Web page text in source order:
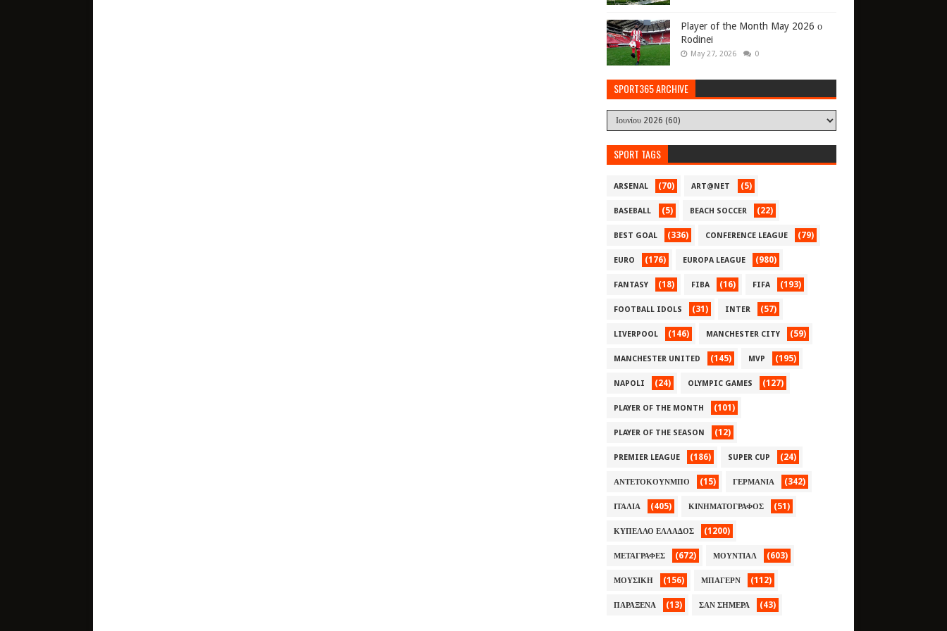
Player of the Month May 2026 ο
Rodinei
May 27, 2026 0
SPORT365 ARCHIVE
SPORT TAGS
ARSENAL (70) ART@NET (5)
BASEBALL (5) BEACH SOCCER (22)
BEST GOAL (336) CONFERENCE LEAGUE (79)
EURO (176) EUROPA LEAGUE (980)
FANTASY (18) FIBA (16) FIFA (193)
FOOTBALL IDOLS (31) INTER (57)
LIVERPOOL (146) MANCHESTER CITY (59)
MANCHESTER UNITED (145) MVP (195)
NAPOLI (24) OLYMPIC GAMES (127)
PLAYER OF THE MONTH (101)
PLAYER OF THE SEASON (12)
PREMIER LEAGUE (186) SUPER CUP (24)
ΑΝΤΕΤΟΚΟΥΝΜΠΟ (15) ΓΕΡΜΑΝΙΑ (342)
ΙΤΑΛΙΑ (405) ΚΙΝΗΜΑΤΟΓΡΑΦΟΣ (51)
ΚΥΠΕΛΛΟ ΕΛΛΑΔΟΣ (1200)
ΜΕΤΑΓΡΑΦΕΣ (672) ΜΟΥΝΤΙΑΛ (603)
ΜΟΥΣΙΚΗ (156) ΜΠΑΓΕΡΝ (112)
ΠΑΡΑΞΕΝΑ (13) ΣΑΝ ΣΗΜΕΡΑ (43)